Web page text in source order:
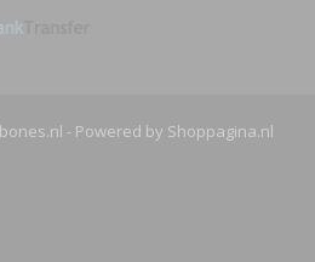
- Powered by Shoppagina.nl